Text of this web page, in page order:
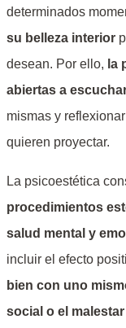
determinados
su belleza interior
desean. Por ello, la
abiertas a
mismas y
quieren proyectar.
La psicoestética
procedimientos
salud mental y
incluir el efecto
bien con uno
social o el